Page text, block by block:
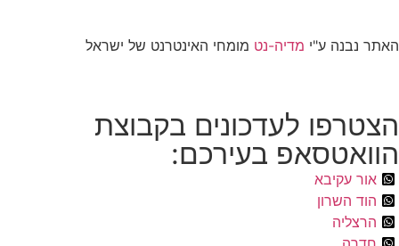
האתר נבנה ע"י מדיה-נט מומחי האינטרנט של ישראל
הצטרפו לעדכונים בקבוצת
הוואטסאפ בעירכם:
אור עקיבא
הוד השרון
הרצליה